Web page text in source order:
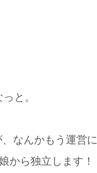
と。
なんかもう運営に
から独立します！